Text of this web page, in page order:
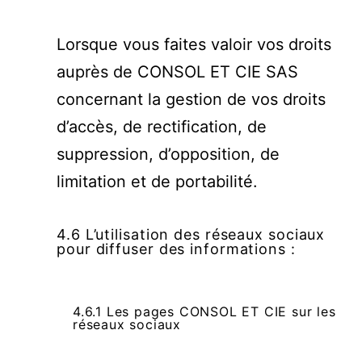
Lorsque vous faites valoir vos droits
auprès de CONSOL ET CIE SAS
concernant la gestion de vos droits
d’accès, de rectification, de
suppression, d’opposition, de
limitation et de portabilité.
4.6 L’utilisation des réseaux sociaux
pour diffuser des informations :
4.6.1 Les pages CONSOL ET CIE sur les
réseaux sociaux